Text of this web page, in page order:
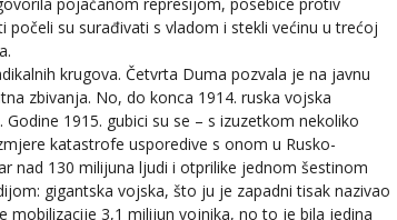
pojačanom represijom, posebice protiv
su surađivati s vladom i stekli većinu u trećoj
krugova. Četvrta Duma pozvala je na javnu
zbivanja. No, do konca 1914. ruska vojska
1915. gubici su se – s izuzetkom nekoliko
katastrofe usporedive s onom u Rusko-
nad 130 milijuna ljudi i otprilike jednom šestinom
gigantska vojska, što ju je zapadni tisak nazivao
mobilizacije 3,1 milijun vojnika, no to je bila jedina